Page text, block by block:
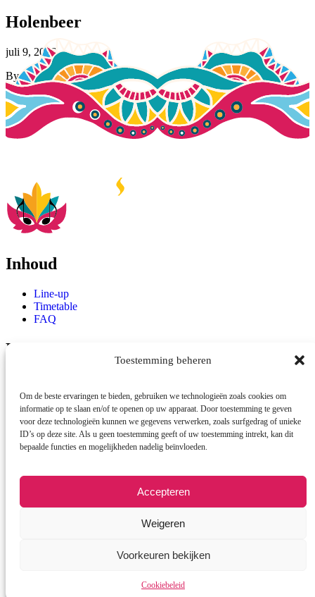
Toestemming beheren
Om de beste ervaringen te bieden, gebruiken we technologieën zoals cookies om
informatie op te slaan en/of te openen op uw apparaat. Door toestemming te geven
voor deze technologieën kunnen we gegevens verwerken, zoals surfgedrag of unieke
ID’s op deze site. Als u geen toestemming geeft of uw toestemming intrekt, kan dit
bepaalde functies en mogelijkheden nadelig beïnvloeden.
Accepteren
Weigeren
Voorkeuren bekijken
Cookiebeleid
Holenbeer
juli 9, 2026
By Jasmijn Tingen
Inhoud
Line-up
Timetable
FAQ
Locatie
Contact
info@cestlavie-emmen.nl